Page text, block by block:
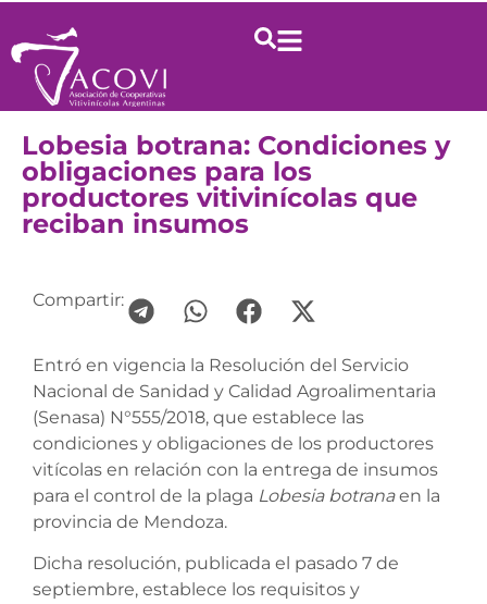
Lobesia botrana: Condiciones y
obligaciones para los
productores vitivinícolas que
reciban insumos
Compartir:
Entró en vigencia la Resolución del Servicio
Nacional de Sanidad y Calidad Agroalimentaria
(Senasa) N°555/2018, que establece las
condiciones y obligaciones de los productores
vitícolas en relación con la entrega de insumos
para el control de la plaga Lobesia botranaen la
provincia de Mendoza.
Dicha resolución, publicada el pasado 7 de
septiembre, establece los requisitos y